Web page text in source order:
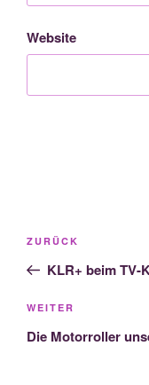
Website
Vorheriger
Beitrag
ZURÜCK
KLR+ beim TV-
Nächster
Beitrag
WEITER
Die Motorroller